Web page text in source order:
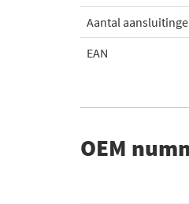
Aantal
EAN
OEM